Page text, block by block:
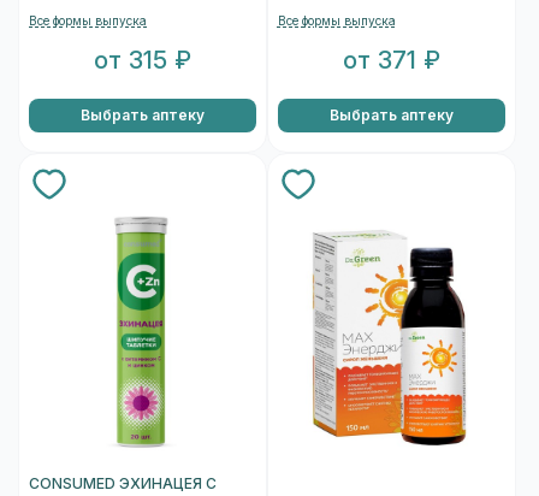
Все формы выпуска
от 315 ₽
Выбрать аптеку
Все формы выпуска
от 371 ₽
Выбрать аптеку
CONSUMED ЭХИНАЦЕЯ С